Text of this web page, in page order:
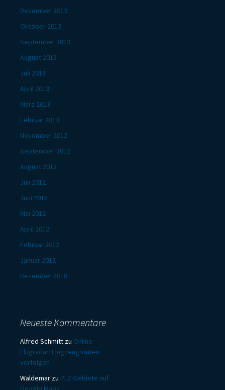
Dezember 2013
Oktober 2013
September 2013
August 2013
Juli 2013
April 2013
März 2013
Februar 2013
November 2012
September 2012
August 2012
Juli 2012
Juni 2012
Mai 2012
April 2012
Februar 2012
Januar 2012
Dezember 2010
Neueste Kommentare
Alfred Schmitt zu Online
Flugradar: Flugzeugrouten
verfolgen
Waldemar zu PLZ-Gebiete auf